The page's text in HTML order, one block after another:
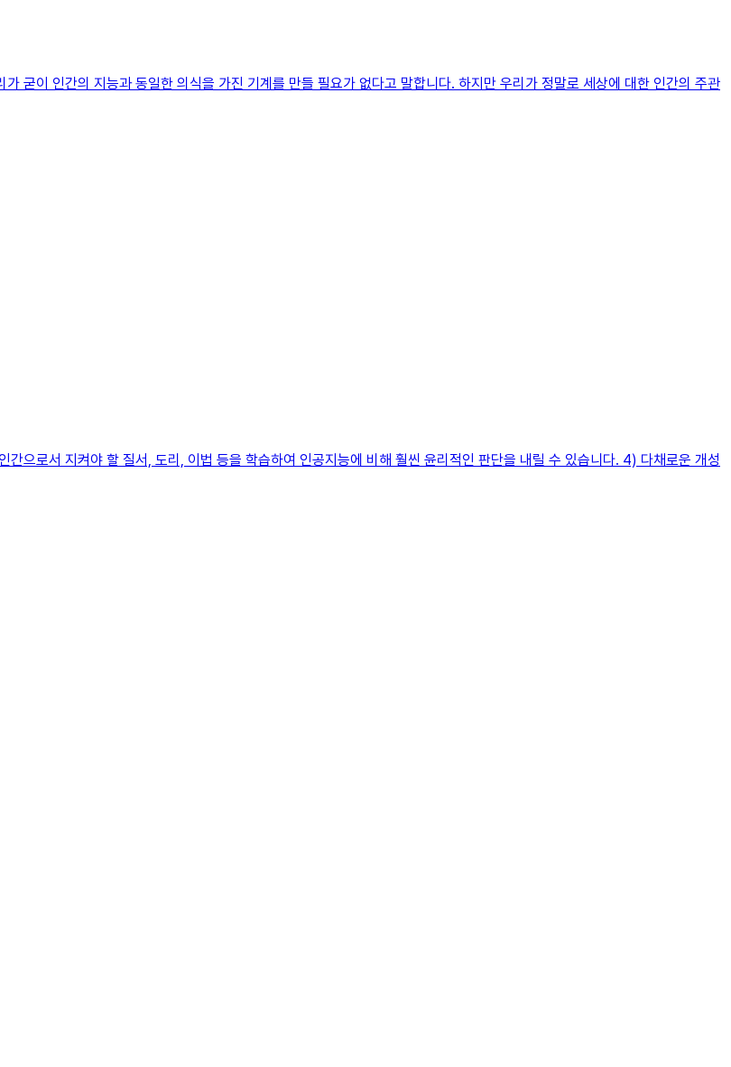
굳이 인간의 지능과 동일한 의식을 가진 기계를 만들 필요가 없다고 말합니다. 하지만 우리가 정말로 세상에 대한 인간의 주관
으로서 지켜야 할 질서, 도리, 이법 등을 학습하여 인공지능에 비해 훨씬 윤리적인 판단을 내릴 수 있습니다. 4) 다채로운 개성